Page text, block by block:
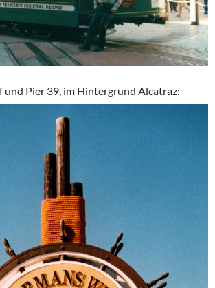
und Pier 39, im Hintergrund Alcatraz: